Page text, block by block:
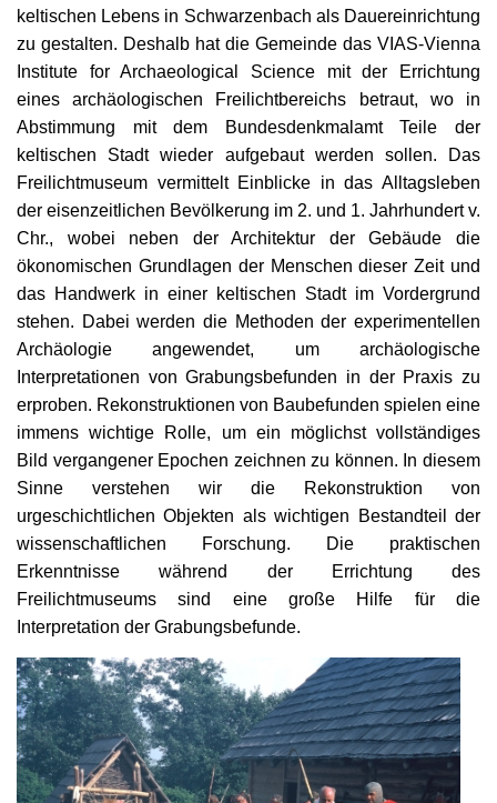
keltischen Lebens in Schwarzenbach als Dauereinrichtung
zu gestalten. Deshalb hat die Gemeinde das VIAS-Vienna
Institute for Archaeological Science mit der Errichtung
eines archäologischen Freilichtbereichs betraut, wo in
Abstimmung mit dem Bundesdenkmalamt Teile der
keltischen Stadt wieder aufgebaut werden sollen. Das
Freilichtmuseum vermittelt Einblicke in das Alltagsleben
der eisenzeitlichen Bevölkerung im 2. und 1. Jahrhundert v.
Chr., wobei neben der Architektur der Gebäude die
ökonomischen Grundlagen der Menschen dieser Zeit und
das Handwerk in einer keltischen Stadt im Vordergrund
stehen. Dabei werden die Methoden der experimentellen
Archäologie angewendet, um archäologische
Interpretationen von Grabungsbefunden in der Praxis zu
erproben. Rekonstruktionen von Baubefunden spielen eine
immens wichtige Rolle, um ein möglichst vollständiges
Bild vergangener Epochen zeichnen zu können. In diesem
Sinne verstehen wir die Rekonstruktion von
urgeschichtlichen Objekten als wichtigen Bestandteil der
wissenschaftlichen Forschung. Die praktischen
Erkenntnisse während der Errichtung des
Freilichtmuseums sind eine große Hilfe für die
Interpretation der Grabungsbefunde.